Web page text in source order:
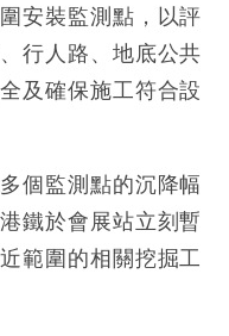
安裝監測點，以評
行人路、地底公共
及確保施工符合設
個監測點的沉降幅
鐵於會展站立刻暫
範圍的相關挖掘工